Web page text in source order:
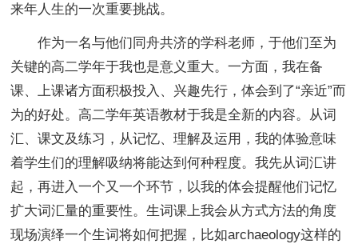
来年人生的一次重要挑战。
作为一名与他们同舟共济的学科老师，于他们至为
关键的高二学年于我也是意义重大。一方面，我在备
课、上课诸方面积极投入、兴趣先行，体会到了“亲近”而
为的好处。高二学年英语教材于我是全新的内容。从词
汇、课文及练习，从记忆、理解及运用，我的体验意味
着学生们的理解吸纳将能达到何种程度。我先从词汇讲
起，再进入一个又一个环节，以我的体会提醒他们记忆
扩大词汇量的重要性。生词课上我会从方式方法的角度
现场演绎一个生词将如何把握，比如archaeology这样的